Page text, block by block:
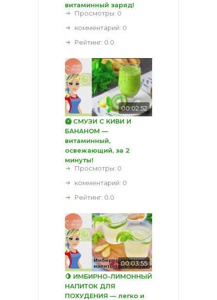
витаминный заряд!
Просмотры: 0
комментарий: 0
Рейтинг: 0.0
00:02:52
🥝 СМУЗИ С КИВИ И
БАНАНОМ —
витаминный,
освежающий, за 2
минуты!
Просмотры: 0
комментарий: 0
Рейтинг: 0.0
00:03:55
🍋 ИМБИРНО-ЛИМОННЫЙ
НАПИТОК ДЛЯ
ПОХУДЕНИЯ — легко и